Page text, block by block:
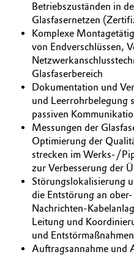
Oil & Gas,
Personal Care & Beauty
Pharma & Biopharma
Plastics & Rubber
Pulp, Paper &
Textiles, Leather &
Betriebszuständen in
Glasfasernetzen
Komplexe
von Endverschlüssen,
Glasfaserbereich
Dokumentation und
und Leerrohrbelegung
passiven
Messungen der
Optimierung der
strecken im Werks-/
zur Verbesserung der
Störungslokalisierung
die Entstörung an
Nachrichten-
Leitung und
und Entstörmaßnahmen
Auftragsannahme und